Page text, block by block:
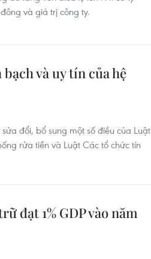
và giá trị công ty.
và uy tín của hệ
đổi, bổ sung một số điều của Luật
rửa tiền và Luật Các tổ chức tín
đạt 1% GDP vào năm